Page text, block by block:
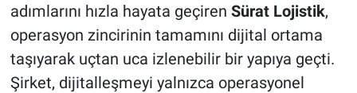
adımlarını hızla hayata geçiren Sürat Lojistik,
operasyon zincirinin tamamını dijital ortama
taşıyarak uçtan uca izlenebilir bir yapıya geçti.
Şirket, dijitalleşmeyi yalnızca operasyonel